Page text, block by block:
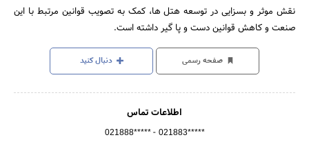
نقش موثر و بسزایی در توسعه هتل ها، کمک به تصویب قوانین مرتبط با این
صنعت و کاهش قوانین دست و پا گیر داشته است.
صفحه رسمی دنبال کنید
اطلاعات تماس
021888***** - 021883*****